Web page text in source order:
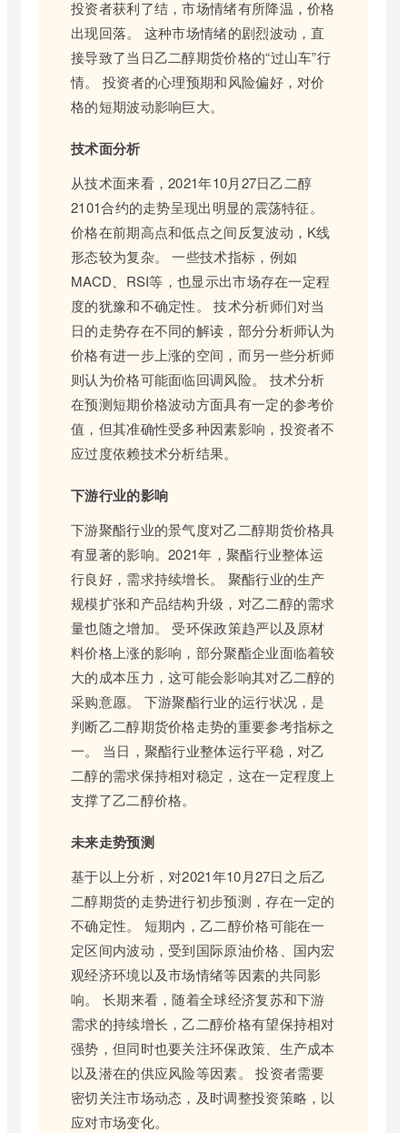
投资者获利了结，市场情绪有所降温，价格
出现回落。 这种市场情绪的剧烈波动，直
接导致了当日乙二醇期货价格的“过山车”行
情。 投资者的心理预期和风险偏好，对价
格的短期波动影响巨大。
技术面分析
从技术面来看，2021年10月27日乙二醇
2101合约的走势呈现出明显的震荡特征。
价格在前期高点和低点之间反复波动，K线
形态较为复杂。 一些技术指标，例如
MACD、RSI等，也显示出市场存在一定程
度的犹豫和不确定性。 技术分析师们对当
日的走势存在不同的解读，部分分析师认为
价格有进一步上涨的空间，而另一些分析师
则认为价格可能面临回调风险。 技术分析
在预测短期价格波动方面具有一定的参考价
值，但其准确性受多种因素影响，投资者不
应过度依赖技术分析结果。
下游行业的影响
下游聚酯行业的景气度对乙二醇期货价格具
有显著的影响。2021年，聚酯行业整体运
行良好，需求持续增长。 聚酯行业的生产
规模扩张和产品结构升级，对乙二醇的需求
量也随之增加。 受环保政策趋严以及原材
料价格上涨的影响，部分聚酯企业面临着较
大的成本压力，这可能会影响其对乙二醇的
采购意愿。 下游聚酯行业的运行状况，是
判断乙二醇期货价格走势的重要参考指标之
一。 当日，聚酯行业整体运行平稳，对乙
二醇的需求保持相对稳定，这在一定程度上
支撑了乙二醇价格。
未来走势预测
基于以上分析，对2021年10月27日之后乙
二醇期货的走势进行初步预测，存在一定的
不确定性。 短期内，乙二醇价格可能在一
定区间内波动，受到国际原油价格、国内宏
观经济环境以及市场情绪等因素的共同影
响。 长期来看，随着全球经济复苏和下游
需求的持续增长，乙二醇价格有望保持相对
强势，但同时也要关注环保政策、生产成本
以及潜在的供应风险等因素。 投资者需要
密切关注市场动态，及时调整投资策略，以
应对市场变化。